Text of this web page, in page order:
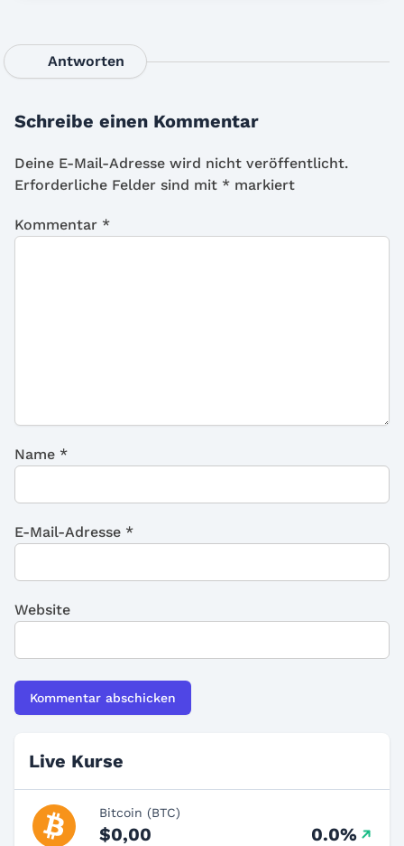
Antworten
Schreibe einen Kommentar
Deine E-Mail-Adresse wird nicht veröffentlicht.
Erforderliche Felder sind mit * markiert
Kommentar *
Name *
E-Mail-Adresse *
Website
Live Kurse
Bitcoin (BTC)
$0,00 0.0%